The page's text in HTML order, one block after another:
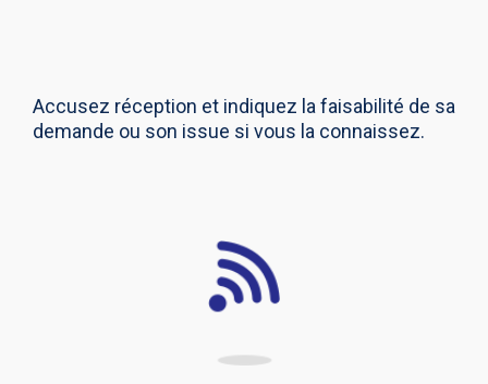
Accusez réception et indiquez la faisabilité de sa
demande ou son issue si vous la connaissez.